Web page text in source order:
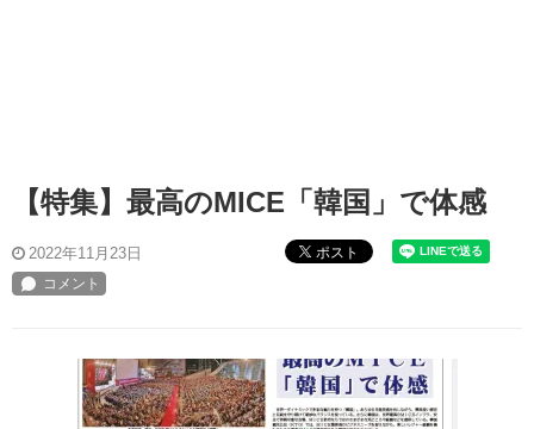
【特集】最高のMICE「韓国」で体感
2022年11月23日 ポスト